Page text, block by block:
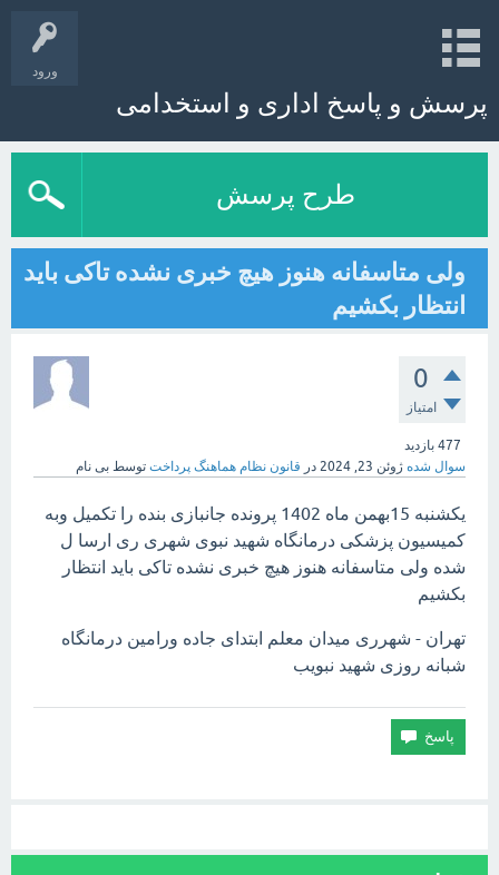
ورود
پرسش و پاسخ اداری و استخدامی
طرح پرسش
ولی متاسفانه هنوز هیچ خبری نشده تاکی باید
انتظار بکشیم
0
امتیاز
477 بازدید
سوال شده ژوئن 23, 2024 در قانون نظام هماهنگ پرداخت توسط بی نام
یکشنبه 15بهمن ماه 1402 پرونده جانبازی بنده را تکمیل وبه
کمیسیون پزشکی درمانگاه شهید نبوی شهری ری ارسا ل
شده ولی متاسفانه هنوز هیچ خبری نشده تاکی باید انتظار
بکشیم
تهران - شهرری میدان معلم ابتدای جاده ورامین درمانگاه
شبانه روزی شهید نبویب